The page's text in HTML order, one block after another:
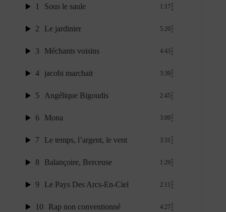
1 Sous le saule 1:17
2 Le jardinier 5:20
3 Méchants voisins 4:43
4 jacobi marchait 3:39
5 Angélique Bigoudis 2:45
6 Mona 3:09
7 Le temps, l’argent, le vent 3:31
8 Balançoire, Berceuse 1:29
9 Le Pays Des Arcs-En-Ciel 2:11
10 Rap non conventionné 4:27